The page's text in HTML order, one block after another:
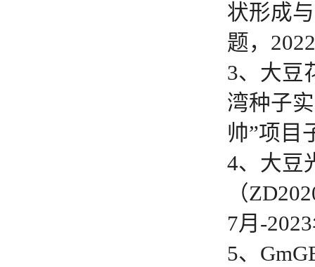
状形成
题，
3、大豆
湾种子
帅”项目
4、大豆
（
7月-
5、